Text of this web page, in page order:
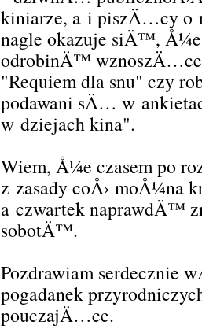
kiniarze, a i piszÄ…cy o
nagle okazuje siÄ™, Å¼e
odrobinÄ™
"Requiem dla snu" czy
podawani sÄ… w
w dziejach kina".
Wiem, Å¼e czasem po
z zasady coÅ› moÅ¼na
a czwartek naprawdÄ™
sobotÄ™.
Pozdrawiam serdecznie
pogadanek
pouczajÄ…ce.